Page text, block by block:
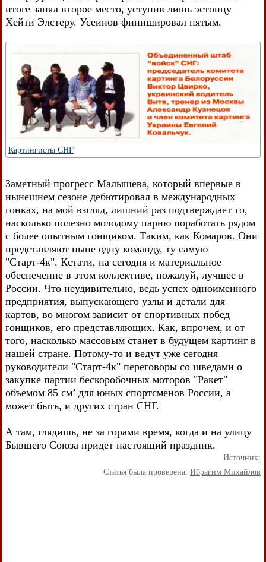
итоге занял второе место, уступив лишь эстонцу
Хейти Элстеру. Усеинов финишировал пятым.
Картингисты СНГ
Заметный прогресс Малышева, который впервые в
нынешнем сезоне дебютировал в международных
гонках, на мой взгляд, лишний раз подтверждает то,
насколько полезно молодому парню поработать рядом
с более опытным гонщиком. Таким, как Комаров. Они
представляют ныне одну команду, ту самую
"Старт-4к". Кстати, на сегодня и материальное
обеспечение в этом коллективе, пожалуй, лучшее в
России. Что неудивительно, ведь успех одноименного
предприятия, выпускающего узлы и детали для
картов, во многом зависит от спортивных побед
гонщиков, его представляющих. Как, впрочем, и от
того, насколько массовым станет в будущем картинг в
нашей стране. Потому-то и ведут уже сегодня
руководители "Старт-4к" переговоры со шведами о
закупке партии бескоробочных моторов "Ракет"
объемом 85 см’ для юных спортсменов России, а
может быть, и других стран СНГ.
А там, глядишь, не за горами время, когда и на улицу
Бывшего Союза придет настоящий праздник.
Источник:
Статья была проверена: Ибрагим Михайлов